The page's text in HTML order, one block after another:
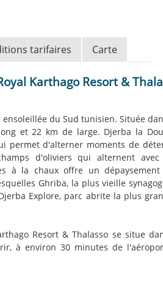
tarifaires Carte
Karthago Resort &
du Sud tunisien. Située
et 22 km de large. Djerba la
permet d'alterner moments de
d'oliviers qui alternent avec
à la chaux offre un
Ghriba, la plus vieille
Explore, parc abrite la plus
Resort & Thalasso se situe
à environ 30 minutes de